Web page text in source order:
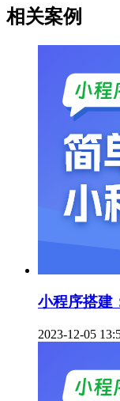
相关案例
小程序搭建
2023-12-05